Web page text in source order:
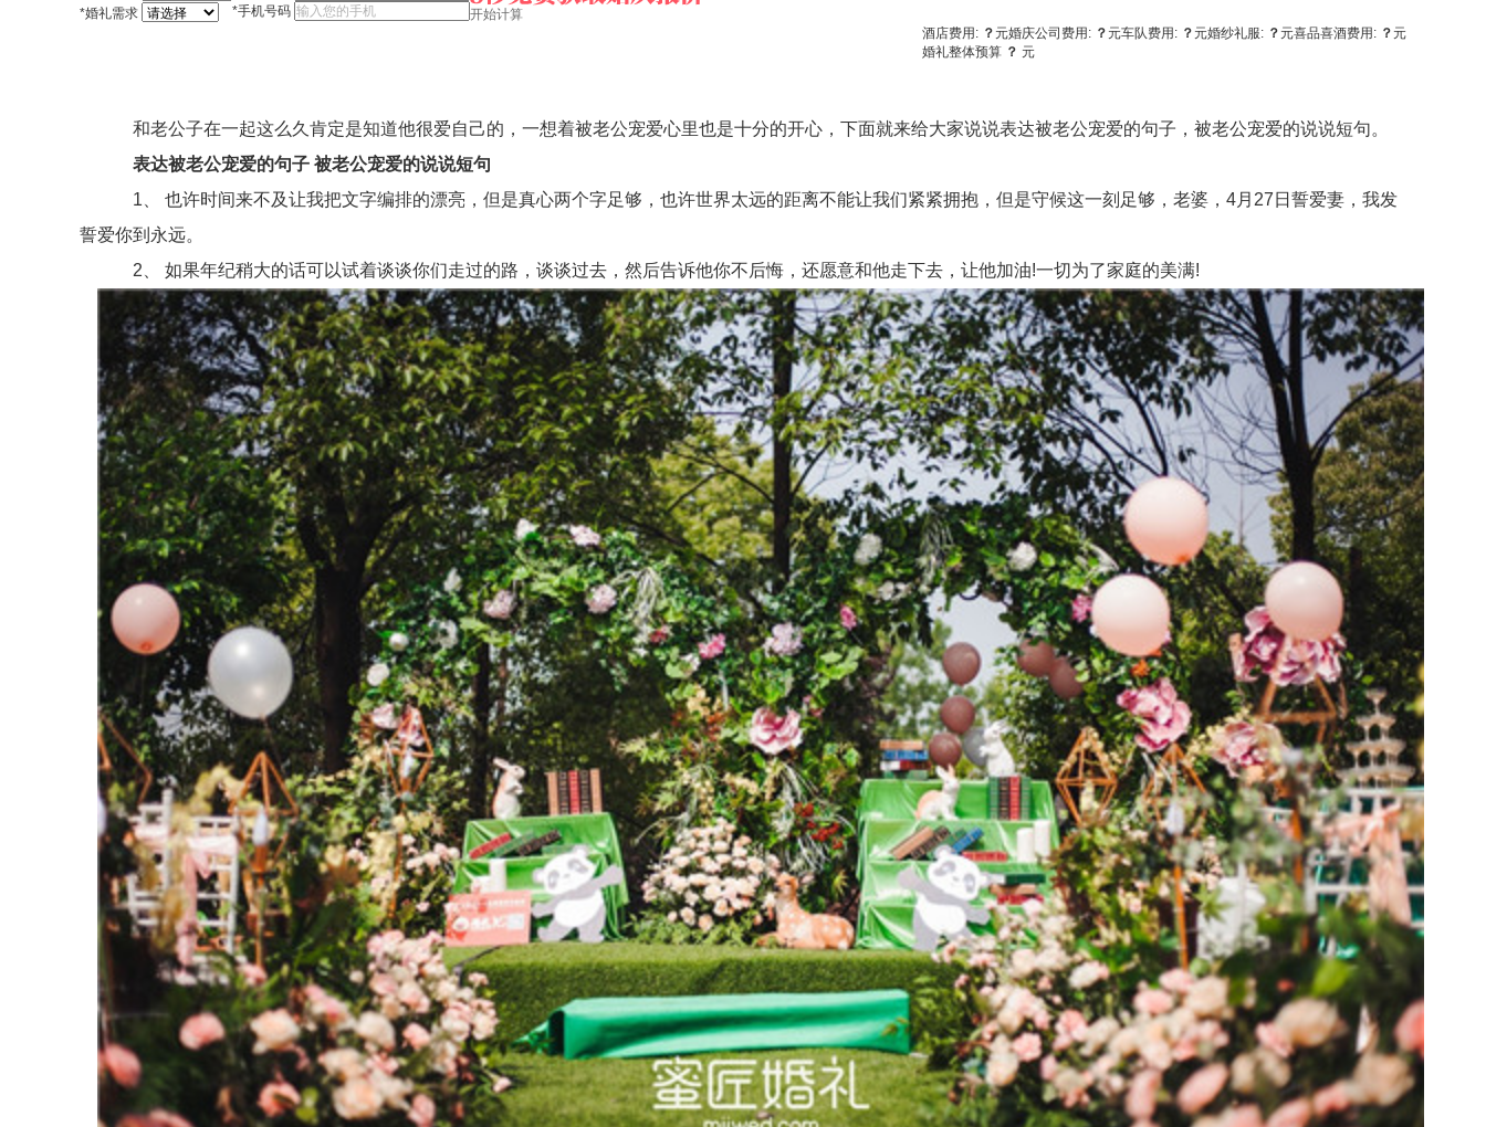
*婚礼需求
*手机号码
开始计算
酒店费用: ？元婚庆公司费用: ？元车队费用: ？元婚纱礼服: ？元喜品喜酒费用: ？元
婚礼整体预算 ？ 元
和老公子在一起这么久肯定是知道他很爱自己的，一想着被老公宠爱心里也是十分的开心，下面就来给大家说说表达被老公宠爱的句子，被老公宠爱的说说短句。
表达被老公宠爱的句子 被老公宠爱的说说短句
1、 也许时间来不及让我把文字编排的漂亮，但是真心两个字足够，也许世界太远的距离不能让我们紧紧拥抱，但是守候这一刻足够，老婆，4月27日誓爱妻，我发
誓爱你到永远。
2、 如果年纪稍大的话可以试着谈谈你们走过的路，谈谈过去，然后告诉他你不后悔，还愿意和他走下去，让他加油!一切为了家庭的美满!